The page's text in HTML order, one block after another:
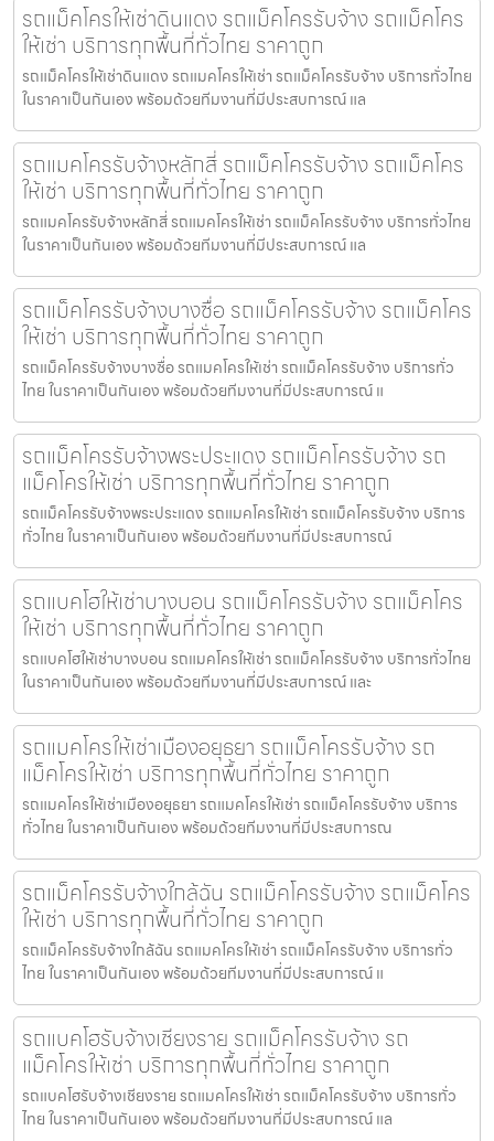
รถแม็คโครให้เช่าดินแดง รถแม็คโครรับจ้าง รถแม็คโคร
ให้เช่า บริการทุกพื้นที่ทั่วไทย ราคาถูก
รถแม็คโครให้เช่าดินแดง รถแมคโครให้เช่า รถแม็คโครรับจ้าง บริการทั่วไทย
ในราคาเป็นกันเอง พร้อมด้วยทีมงานที่มีประสบการณ์ แล
รถแมคโครรับจ้างหลักสี่ รถแม็คโครรับจ้าง รถแม็คโคร
ให้เช่า บริการทุกพื้นที่ทั่วไทย ราคาถูก
รถแมคโครรับจ้างหลักสี่ รถแมคโครให้เช่า รถแม็คโครรับจ้าง บริการทั่วไทย
ในราคาเป็นกันเอง พร้อมด้วยทีมงานที่มีประสบการณ์ แล
รถแม็คโครรับจ้างบางซื่อ รถแม็คโครรับจ้าง รถแม็คโคร
ให้เช่า บริการทุกพื้นที่ทั่วไทย ราคาถูก
รถแม็คโครรับจ้างบางซื่อ รถแมคโครให้เช่า รถแม็คโครรับจ้าง บริการทั่ว
ไทย ในราคาเป็นกันเอง พร้อมด้วยทีมงานที่มีประสบการณ์ แ
รถแม็คโครรับจ้างพระประแดง รถแม็คโครรับจ้าง รถ
แม็คโครให้เช่า บริการทุกพื้นที่ทั่วไทย ราคาถูก
รถแม็คโครรับจ้างพระประแดง รถแมคโครให้เช่า รถแม็คโครรับจ้าง บริการ
ทั่วไทย ในราคาเป็นกันเอง พร้อมด้วยทีมงานที่มีประสบการณ์
รถแบคโฮให้เช่าบางบอน รถแม็คโครรับจ้าง รถแม็คโคร
ให้เช่า บริการทุกพื้นที่ทั่วไทย ราคาถูก
รถแบคโฮให้เช่าบางบอน รถแมคโครให้เช่า รถแม็คโครรับจ้าง บริการทั่วไทย
ในราคาเป็นกันเอง พร้อมด้วยทีมงานที่มีประสบการณ์ และ
รถแมคโครให้เช่าเมืองอยุธยา รถแม็คโครรับจ้าง รถ
แม็คโครให้เช่า บริการทุกพื้นที่ทั่วไทย ราคาถูก
รถแมคโครให้เช่าเมืองอยุธยา รถแมคโครให้เช่า รถแม็คโครรับจ้าง บริการ
ทั่วไทย ในราคาเป็นกันเอง พร้อมด้วยทีมงานที่มีประสบการณ
รถแม็คโครรับจ้างใกล้ฉัน รถแม็คโครรับจ้าง รถแม็คโคร
ให้เช่า บริการทุกพื้นที่ทั่วไทย ราคาถูก
รถแม็คโครรับจ้างใกล้ฉัน รถแมคโครให้เช่า รถแม็คโครรับจ้าง บริการทั่ว
ไทย ในราคาเป็นกันเอง พร้อมด้วยทีมงานที่มีประสบการณ์ แ
รถแบคโฮรับจ้างเชียงราย รถแม็คโครรับจ้าง รถ
แม็คโครให้เช่า บริการทุกพื้นที่ทั่วไทย ราคาถูก
รถแบคโฮรับจ้างเชียงราย รถแมคโครให้เช่า รถแม็คโครรับจ้าง บริการทั่ว
ไทย ในราคาเป็นกันเอง พร้อมด้วยทีมงานที่มีประสบการณ์ แล